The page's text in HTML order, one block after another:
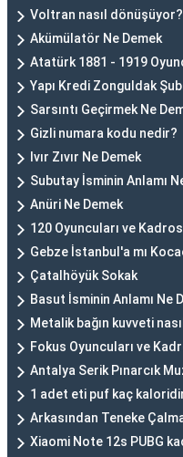
Voltran nasıl dönüşüyor?
Akümülatör Ne Demek
Atatürk 1881 - 1919
Yapı Kredi Zonguldak
Sarsıntı Geçirmek Ne
Gizli numara kodu nedir?
Ivır Zıvır Ne Demek
Subutay İsminin Anlamı
Anüri Ne Demek
120 Oyuncuları ve
Gebze İstanbul'a mı
Çatalhöyük Sokak
Basut İsminin Anlamı Ne
Metalik bağın kuvveti
Fokus Oyuncuları ve
Antalya Serik Pınarcık
1 adet eti puf kaç
Arkasından Teneke
Xiaomi Note 12s PUBG